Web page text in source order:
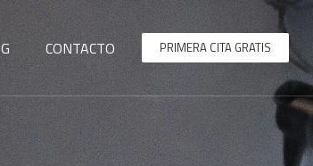
CONTACTO PRIMERA CITA GRATIS